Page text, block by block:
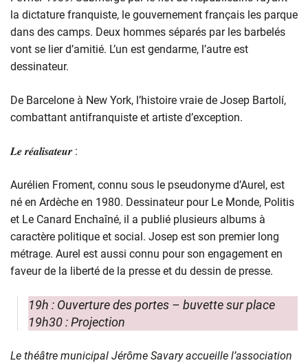
la dictature franquiste, le gouvernement français les parque
dans des camps. Deux hommes séparés par les barbelés
vont se lier d’amitié. L’un est gendarme, l’autre est
dessinateur.
De Barcelone à New York, l’histoire vraie de Josep Bartolí,
combattant antifranquiste et artiste d’exception.
𝑳𝒆 𝒓𝒆́𝒂𝒍𝒊𝒔𝒂𝒕𝒆𝒖𝒓 :
Aurélien Froment, connu sous le pseudonyme d’Aurel, est
né en Ardèche en 1980. Dessinateur pour Le Monde, Politis
et Le Canard Enchaîné, il a publié plusieurs albums à
caractère politique et social. Josep est son premier long
métrage. Aurel est aussi connu pour son engagement en
faveur de la liberté de la presse et du dessin de presse.
19h : Ouverture des portes – buvette sur place
19h30 : Projection
Le théâtre municipal Jérôme Savary accueille l’association